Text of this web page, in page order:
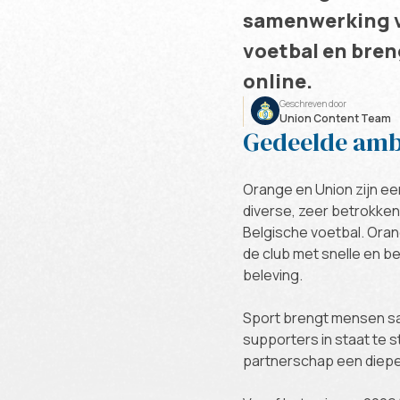
samenwerking
voetbal en
online.
Geschreven door
Union Content Team
Gedeelde
Orange en Union zijn
diverse, zeer
Belgische voetbal.
de club met snelle en
beleving.
Sport brengt mensen
supporters in staat te
partnerschap een